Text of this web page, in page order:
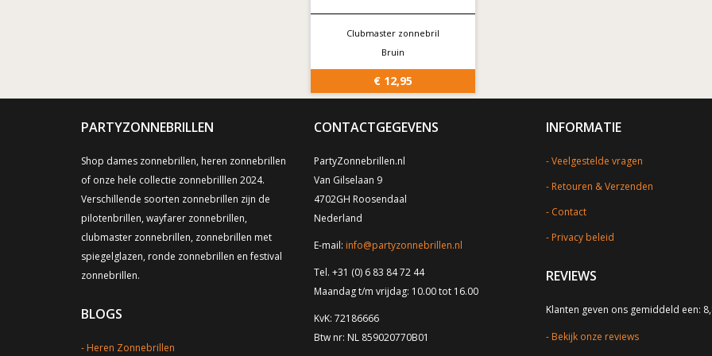
Clubmaster zonnebril
Bruin
€ 12,95
PARTYZONNEBRILLEN
Shop dames zonnebrillen, heren zonnebrillen
of onze hele collectie zonnebrilllen 2024.
Verschillende soorten zonnebrillen zijn de
pilotenbrillen, wayfarer zonnebrillen,
clubmaster zonnebrillen, zonnebrillen met
spiegelglazen, ronde zonnebrillen en festival
zonnebrillen.
BLOGS
Heren Zonnebrillen
CONTACTGEGEVENS
PartyZonnebrillen.nl
Van Gilselaan 9
4702GH Roosendaal
Nederland
E-mail: info@partyzonnebrillen.nl
Tel. +31 (0) 6 83 84 72 44
Maandag t/m vrijdag: 10.00 tot 16.00
KvK: 72186666
Btw nr: NL 859020770B01
INFORMATIE
Veelgestelde vragen
Retouren & Verzenden
Contact
Privacy beleid
REVIEWS
Klanten geven ons gemiddeld een:
Bekijk onze reviews